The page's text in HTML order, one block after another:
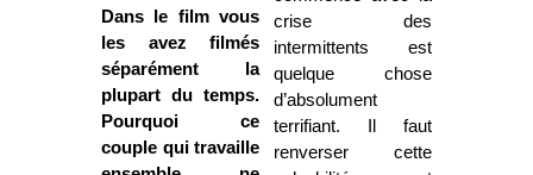
Dans le film vous
les avez filmés
séparément la
plupart du temps.
Pourquoi ce
couple qui travaille
crise des
intermittents est
quelque chose
d’absolument
terrifiant. Il faut
renverser cette